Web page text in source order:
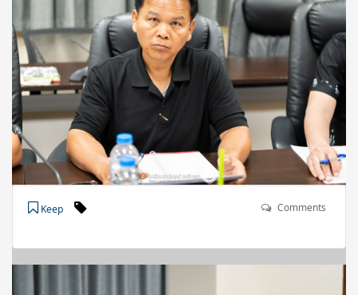
Keep Comments